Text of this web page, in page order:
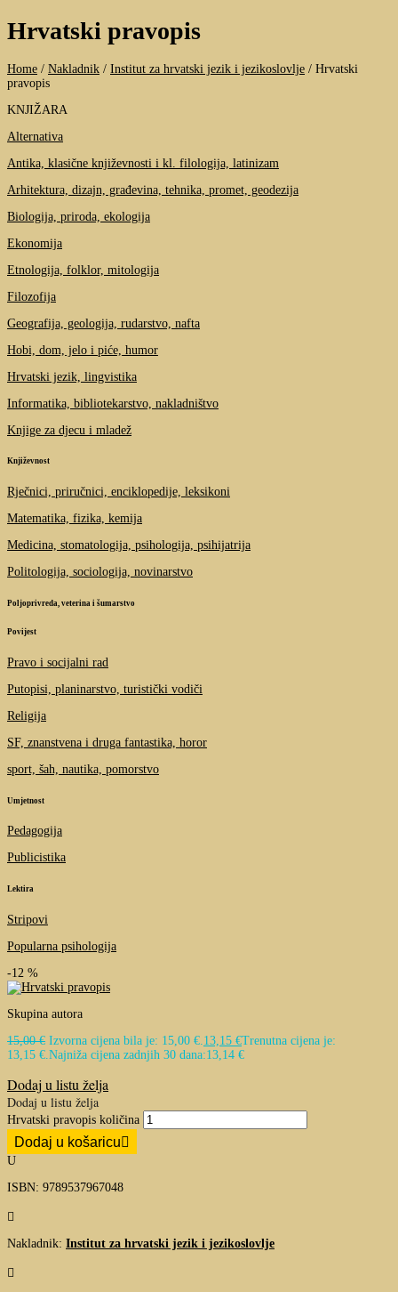
Hrvatski pravopis
Home / Nakladnik / Institut za hrvatski jezik i jezikoslovlje / Hrvatski
pravopis
KNJIŽARA
Alternativa
Antika, klasične književnosti i kl. filologija, latinizam
Arhitektura, dizajn, građevina, tehnika, promet, geodezija
Biologija, priroda, ekologija
Ekonomija
Etnologija, folklor, mitologija
Filozofija
Geografija, geologija, rudarstvo, nafta
Hobi, dom, jelo i piće, humor
Hrvatski jezik, lingvistika
Informatika, bibliotekarstvo, nakladništvo
Knjige za djecu i mladež
Književnost
Rječnici, priručnici, enciklopedije, leksikoni
Matematika, fizika, kemija
Medicina, stomatologija, psihologija, psihijatrija
Politologija, sociologija, novinarstvo
Poljoprivreda, veterina i šumarstvo
Povijest
Pravo i socijalni rad
Putopisi, planinarstvo, turistički vodiči
Religija
SF, znanstvena i druga fantastika, horor
sport, šah, nautika, pomorstvo
Umjetnost
Pedagogija
Publicistika
Lektira
Stripovi
Popularna psihologija
-12 %
Skupina autora
15,00€ Izvorna cijena bila je: 15,00 €.13,15 €Trenutna cijena je:
13,15 €.Najniža cijena zadnjih 30 dana:13,14 €
Dodaj u listu želja
Dodaj u listu želja
Hrvatski pravopis količina
Dodaj u košaricu
U
ISBN: 9789537967048

Nakladnik: Institut za hrvatski jezik i jezikoslovlje
